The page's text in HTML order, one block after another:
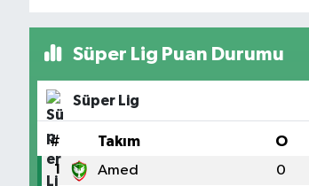
Süper Lig Puan Durumu
Süper Lig
# Takım O
1 Amed 0